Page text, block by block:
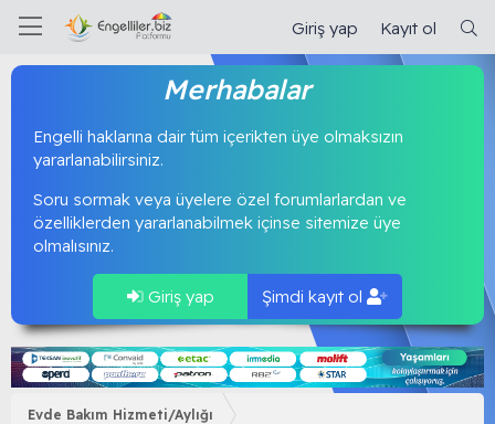
Giriş yap Kayıt ol
Merhabalar
Engelli haklarına dair tüm içerikten üye olmaksızın
yararlanabilirsiniz.
Soru sormak veya üyelere özel forumlarlardan ve
özelliklerden yararlanabilmek içinse sitemize üye
olmalısınız.
Giriş yap Şimdi kayıt ol
Evde Bakım Hizmeti/Aylığı